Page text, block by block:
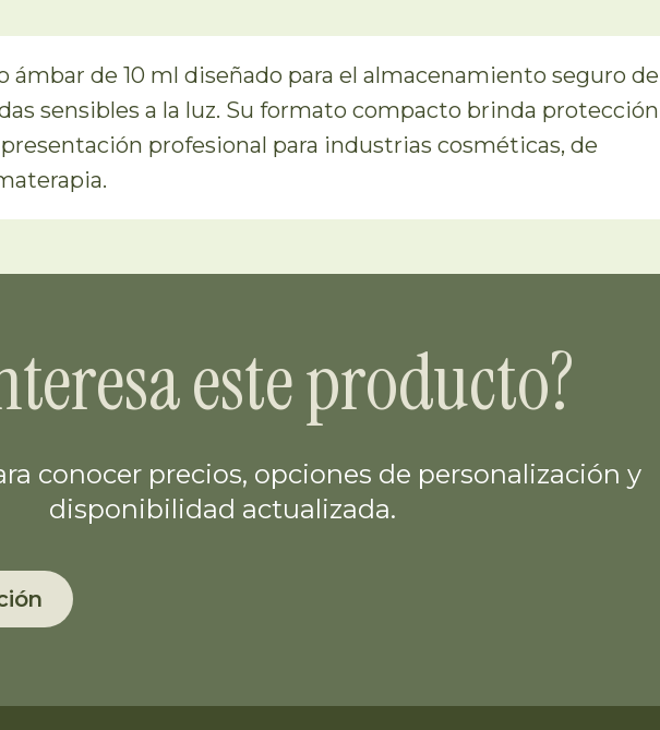
ámbar de 10 ml diseñado para el almacenamiento seguro de
sensibles a la luz. Su formato compacto brinda
profesional para industrias cosméticas, de
este producto?
conocer precios, opciones de personalización y
disponibilidad actualizada.